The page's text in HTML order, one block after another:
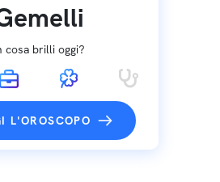
cosa brilli oggi?
L'OROSCOPO